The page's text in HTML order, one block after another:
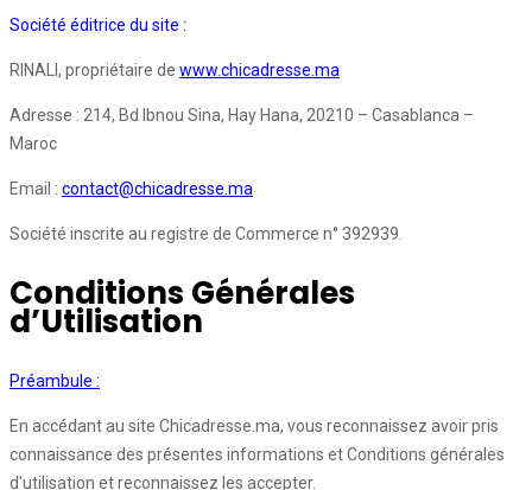
Société éditrice du site :
RINALI, propriétaire de www.chicadresse.ma
Adresse : 214, Bd Ibnou Sina, Hay Hana, 20210 – Casablanca –
Maroc
Email : contact@chicadresse.ma
Société inscrite au registre de Commerce n° 392939.
Conditions Générales
d’Utilisation
Préambule :
En accédant au site Chicadresse.ma, vous reconnaissez avoir pris
connaissance des présentes informations et Conditions générales
d'utilisation et reconnaissez les accepter.